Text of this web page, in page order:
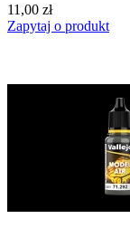
11,00 zł
Zapytaj o produkt